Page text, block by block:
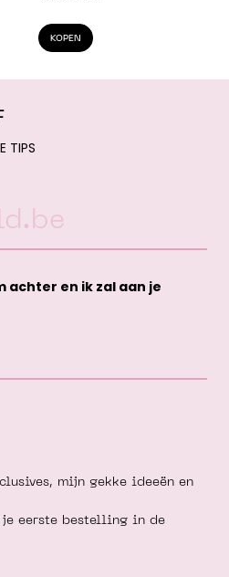
4.25uit 5
KOPEN
TIPS
en ik zal aan je
mijn gekke ideeën en
eerste bestelling in de